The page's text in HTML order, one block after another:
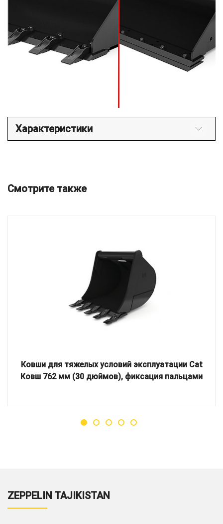
Характеристики
Смотрите также
Ковши для тяжелых условий эксплуатации Cat
Ковш 762 мм (30 дюймов), фиксация пальцами
ZEPPELIN TAJIKISTAN